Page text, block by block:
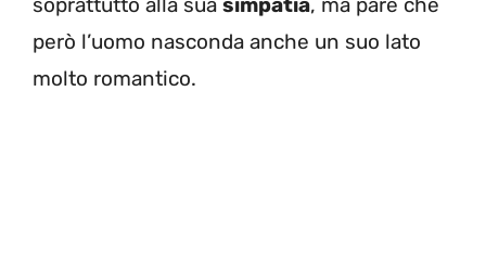
però l’uomo nasconda anche un suo lato
molto romantico.